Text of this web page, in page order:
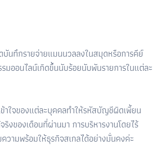
บันทึกรายจ่ายแมนนวลลงในสมุดหรือการคีย์
ออนไลน์เกิดขึ้นนับร้อยนับพันรายการในแต่ละ
าใจของแต่ละบุคคลทำให้รหัสบัญชีผิดเพี้ยน
งของเดือนที่ผ่านมา การบริหารงานโดยไร้
ามพร้อมให้ธุรกิจสเกลได้อย่างมั่นคงค่ะ